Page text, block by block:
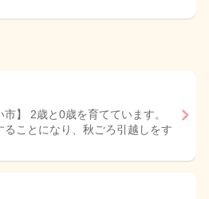
】 2歳と0歳を育てています。
ことになり、秋ごろ引越しをす